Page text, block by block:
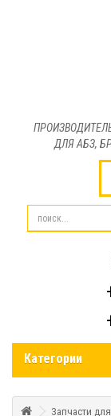
ДЛЯ АБЗ,
Категории
Запчасти